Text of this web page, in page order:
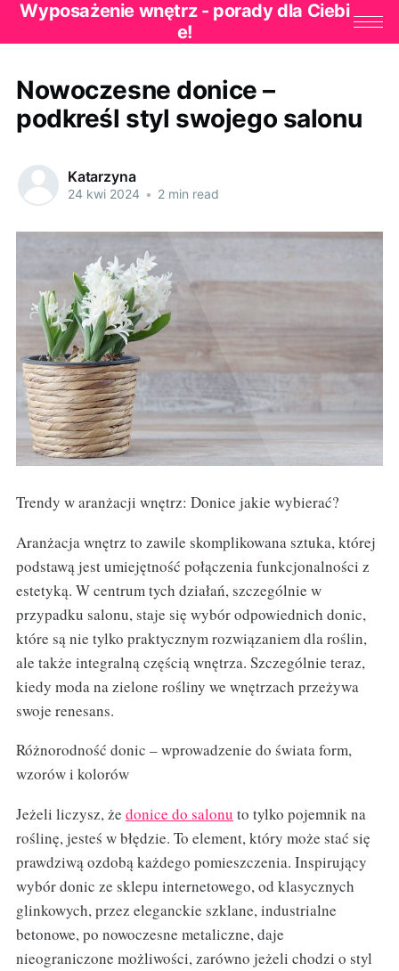
Wyposażenie wnętrz - porady dla Ciebi
e!
Nowoczesne donice –
podkreśl styl swojego salonu
Katarzyna
24 kwi 2024 • 2 min read
Trendy w aranżacji wnętrz: Donice jakie wybierać?
Aranżacja wnętrz to zawile skomplikowana sztuka, której
podstawą jest umiejętność połączenia funkcjonalności z
estetyką. W centrum tych działań, szczególnie w
przypadku salonu, staje się wybór odpowiednich donic,
które są nie tylko praktycznym rozwiązaniem dla roślin,
ale także integralną częścią wnętrza. Szczególnie teraz,
kiedy moda na zielone rośliny we wnętrzach przeżywa
swoje renesans.
Różnorodność donic – wprowadzenie do świata form,
wzorów i kolorów
Jeżeli liczysz, że donice do salonu to tylko pojemnik na
roślinę, jesteś w błędzie. To element, który może stać się
prawdziwą ozdobą każdego pomieszczenia. Inspirujący
wybór donic ze sklepu internetowego, od klasycznych
glinkowych, przez eleganckie szklane, industrialne
betonowe, po nowoczesne metaliczne, daje
nieograniczone możliwości, zarówno jeżeli chodzi o styl